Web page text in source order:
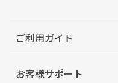
ご利用ガイド
お客様サポート